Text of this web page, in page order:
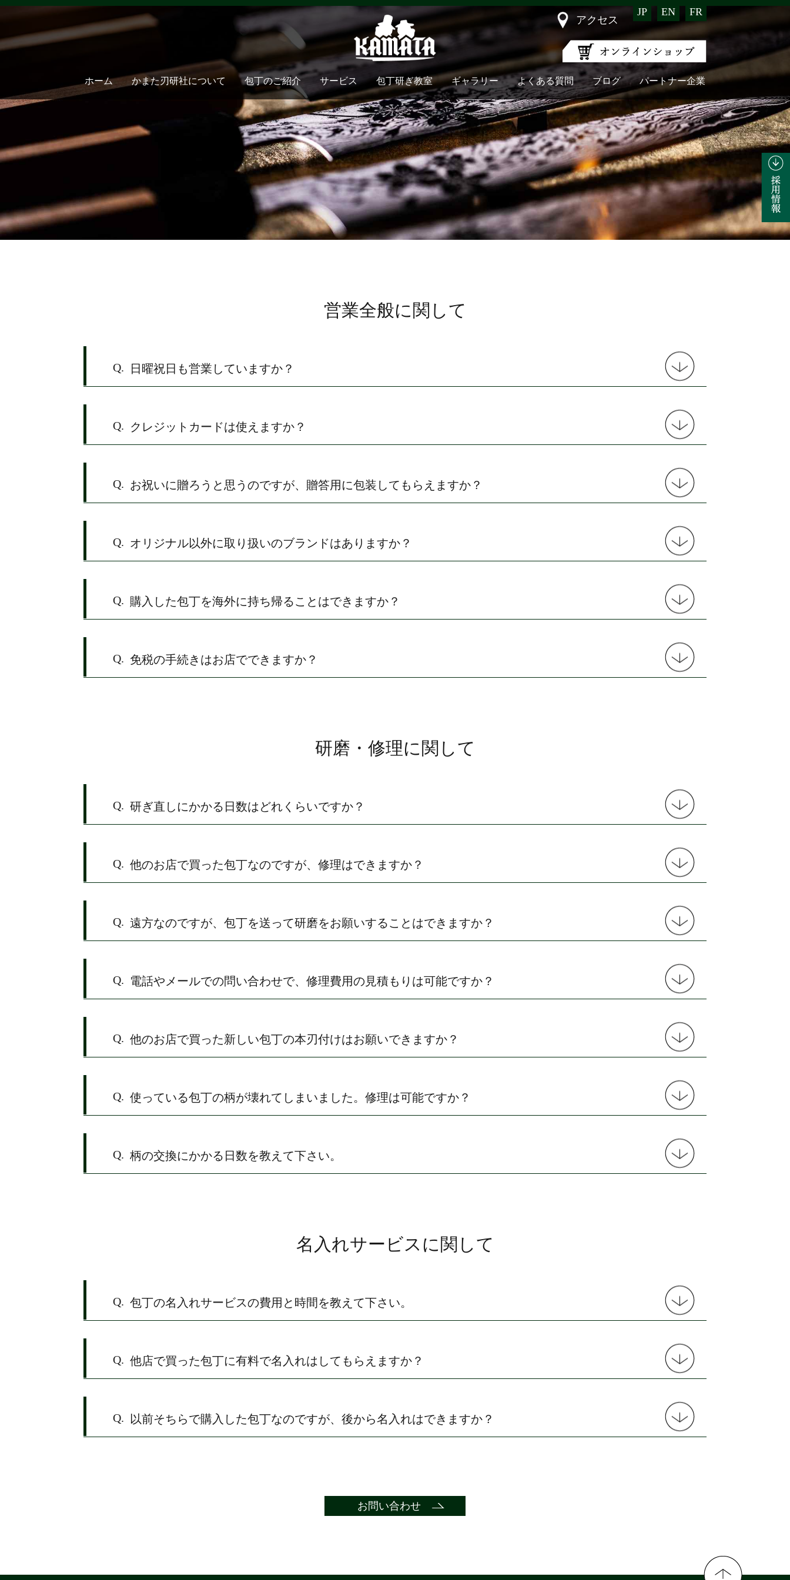
EN FR
JP
ホーム かまた刃研社について 包丁のご紹介 サービス 包丁研ぎ教室 ギャラリー よくある質問 ブログ パートナー企業
アクセス
営業全般に関して
Q. 日曜祝日も営業していますか？
Q. クレジットカードは使えますか？
Q. お祝いに贈ろうと思うのですが、贈答用に包装してもらえますか？
Q. オリジナル以外に取り扱いのブランドはありますか？
Q. 購入した包丁を海外に持ち帰ることはできますか？
Q. 免税の手続きはお店でできますか？
研磨・修理に関して
Q. 研ぎ直しにかかる日数はどれくらいですか？
Q. 他のお店で買った包丁なのですが、修理はできますか？
Q. 遠方なのですが、包丁を送って研磨をお願いすることはできますか？
Q. 電話やメールでの問い合わせで、修理費用の見積もりは可能ですか？
Q. 他のお店で買った新しい包丁の本刃付けはお願いできますか？
Q. 使っている包丁の柄が壊れてしまいました。修理は可能ですか？
Q. 柄の交換にかかる日数を教えて下さい。
名入れサービスに関して
Q. 包丁の名入れサービスの費用と時間を教えて下さい。
Q. 他店で買った包丁に有料で名入れはしてもらえますか？
Q. 以前そちらで購入した包丁なのですが、後から名入れはできますか？
お問い合わせ